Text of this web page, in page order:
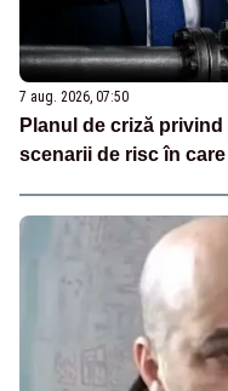
7 aug. 2026, 07:50
Planul de criză
scenarii de risc în